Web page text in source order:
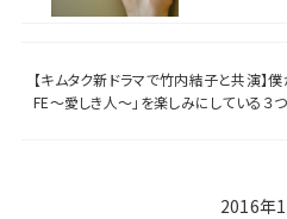
【キムタク新ドラマで竹内結子と共演】僕
FE〜愛しき人〜」を楽しみにしている３
2016年